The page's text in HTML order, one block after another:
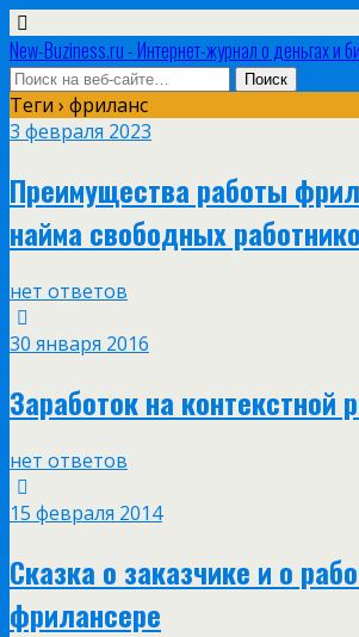
New-Buziness.ru - Интернет-журнал о деньгах и
Теги › фриланс
3 февраля 2023
Преимущества работы
найма свободных
нет ответов
30 января 2016
Заработок на контекстной
нет ответов
15 февраля 2014
Сказка о заказчике и о
фрилансере